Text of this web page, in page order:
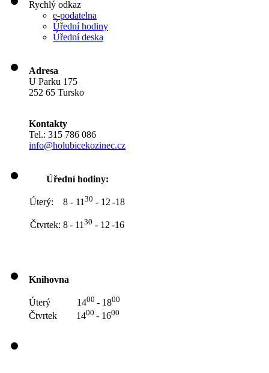
Rychlý odkaz
e-podatelna
Úřední hodiny
Úřední deska
Adresa
U Parku 175
252 65 Tursko
Kontakty
Tel.: 315 786 086
info@holubicekozinec.cz
Úřední hodiny:
Úterý: 8 - 1130 - 12-18
Čtvrtek: 8- 1130 - 12-16
Knihovna
Úterý 1400 - 1800
Čtvrtek 1400 - 1600